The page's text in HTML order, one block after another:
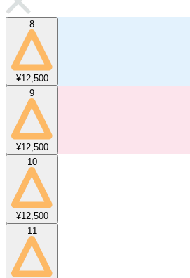
8
¥12,500
9
¥12,500
10
¥12,500
11